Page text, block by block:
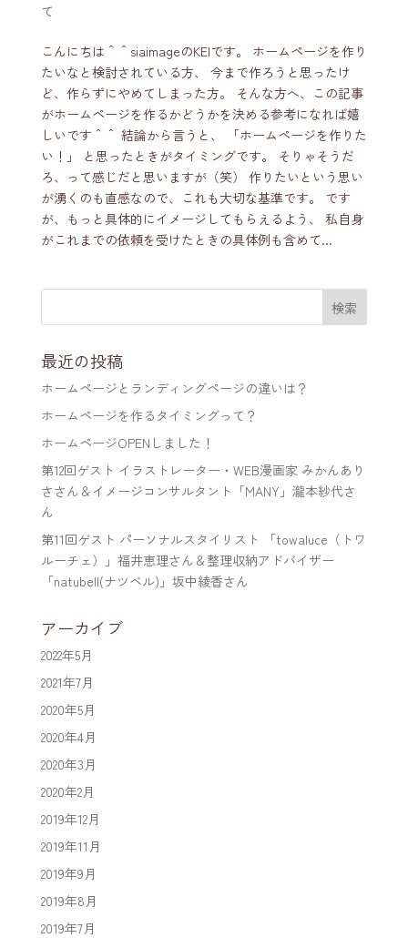
て
こんにちは＾＾siaimageのKEIです。 ホームページを作り
たいなと検討されている方、 今まで作ろうと思ったけ
ど、作らずにやめてしまった方。 そんな方へ、この記事
がホームページを作るかどうかを決める参考になれば嬉
しいです＾＾ 結論から言うと、 「ホームページを作りた
い！」 と思ったときがタイミングです。 そりゃそうだ
ろ、って感じだと思いますが（笑） 作りたいという思い
が湧くのも直感なので、これも大切な基準です。 です
が、もっと具体的にイメージしてもらえるよう、 私自身
がこれまでの依頼を受けたときの具体例も含めて...
最近の投稿
ホームページとランディングページの違いは？
ホームページを作るタイミングって？
ホームページOPENしました！
第12回ゲスト イラストレーター・WEB漫画家 みかんあり
ささん＆イメージコンサルタント「MANY」瀧本紗代さ
ん
第11回ゲスト パーソナルスタイリスト 「towaluce（トワ
ルーチェ）」福井恵理さん＆整理収納アドバイザー
「natubell(ナツベル)」坂中綾香さん
アーカイブ
2022年5月
2021年7月
2020年5月
2020年4月
2020年3月
2020年2月
2019年12月
2019年11月
2019年9月
2019年8月
2019年7月